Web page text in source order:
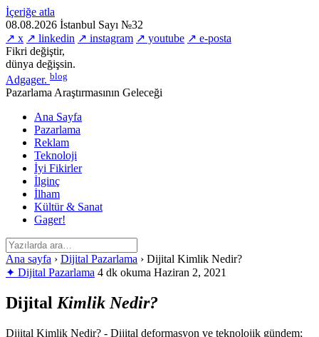
İçeriğe atla
08.08.2026 İstanbul Sayı №32
↗ x ↗ linkedin ↗ instagram ↗ youtube ↗ e-posta
Fikri değiştir,
dünya değişsin.
Adgager. blog
Pazarlama Araştırmasının Geleceği
Ana Sayfa
Pazarlama
Reklam
Teknoloji
İyi Fikirler
İlginç
İlham
Kültür & Sanat
Gager!
Ana sayfa › Dijital Pazarlama › Dijital Kimlik Nedir?
✦ Dijital Pazarlama 4 dk okuma Haziran 2, 2021
Dijital Kimlik Nedir?
Dijital Kimlik Nedir? - Dijital deformasyon ve teknolojik gündem;